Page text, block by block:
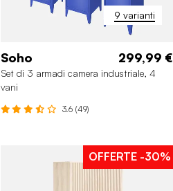
9 varianti
Soho 299,99 €
Set di 3 armadi camera industriale, 4
vani
3.6 (49)
OFFERTE -30%